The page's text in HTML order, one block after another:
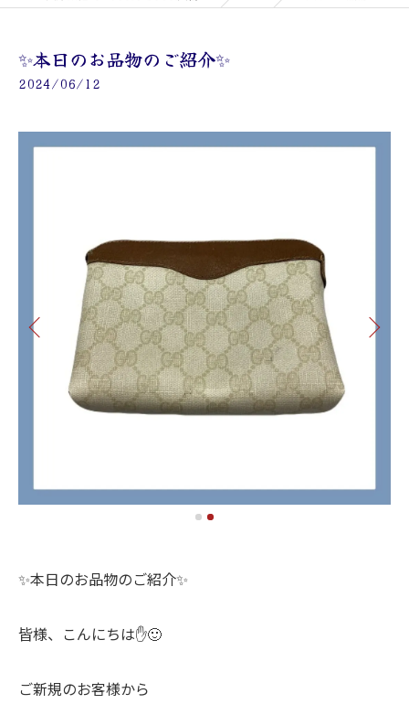
✨本日のお品物のご紹介✨
2024/06/12
✨本日のお品物のご紹介✨
皆様、こんにちは✋🙂
ご新規のお客様から